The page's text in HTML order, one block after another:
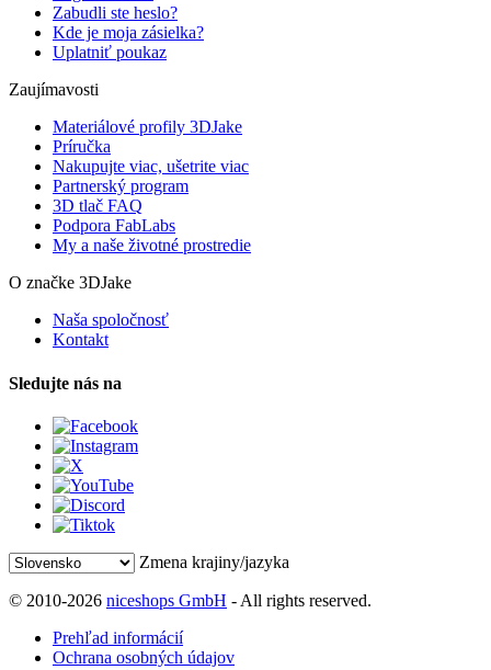
Zabudli ste heslo?
Kde je moja zásielka?
Uplatniť poukaz
Zaujímavosti
Materiálové profily 3DJake
Príručka
Nakupujte viac, ušetrite viac
Partnerský program
3D tlač FAQ
Podpora FabLabs
My a naše životné prostredie
O značke 3DJake
Naša spoločnosť
Kontakt
Sledujte nás na
Zmena krajiny/jazyka
© 2010-2026 niceshops GmbH - All rights reserved.
Prehľad informácií
Ochrana osobných údajov